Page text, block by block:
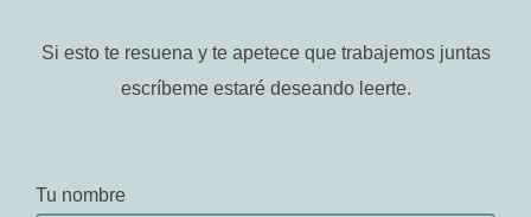
Si esto te resuena y te apetece que trabajemos juntas
escríbeme estaré deseando leerte.
Tu nombre